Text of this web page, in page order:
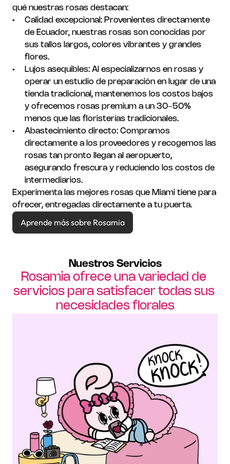
qué nuestras rosas destacan:
Calidad excepcional: Provenientes directamente
de Ecuador, nuestras rosas son conocidas por
sus tallos largos, colores vibrantes y grandes
flores.
Lujos asequibles: Al especializarnos en rosas y
operar un estudio de preparación en lugar de una
tienda tradicional, mantenemos los costos bajos
y ofrecemos rosas premium a un 30-50%
menos que las floristerías tradicionales.
Abastecimiento directo: Compramos
directamente a los proveedores y recogemos las
rosas tan pronto llegan al aeropuerto,
asegurando frescura y reduciendo los costos de
intermediarios.
Experimenta las mejores rosas que Miami tiene para
ofrecer, entregadas directamente a tu puerta.
Aprende más sobre Rosamia
Nuestros Servicios
Rosamia ofrece una variedad de
servicios para satisfacer todas sus
necesidades florales